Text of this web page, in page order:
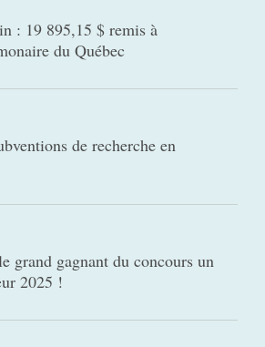
: 19 895,15 $ remis à
du Québec
de recherche en
grand gagnant du concours un
2025 !